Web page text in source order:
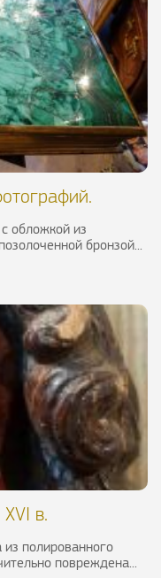
обложкой из
бронзой...
в.
из полированного
повреждена...